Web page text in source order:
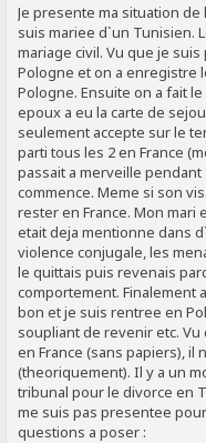
Je presente ma situation de
suis mariee d`un Tunisien.
mariage civil. Vu que je
Pologne et on a enregistre
Pologne. Ensuite on a fait
epoux a eu la carte de
seulement accepte sur le
parti tous les 2 en France
passait a merveille
commence. Meme si son
rester en France. Mon
etait deja mentionne dans
violence conjugale, les
le quittais puis revenais
comportement. Finalement
bon et je suis rentree en
soupliant de revenir etc.
en France (sans papiers), il
(theoriquement). Il y a un
tribunal pour le divorce en
me suis pas presentee
questions a poser :